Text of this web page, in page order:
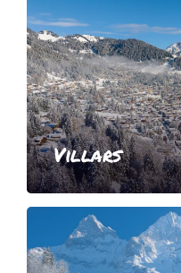
Villars